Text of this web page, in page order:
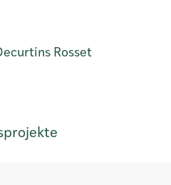
Rosset